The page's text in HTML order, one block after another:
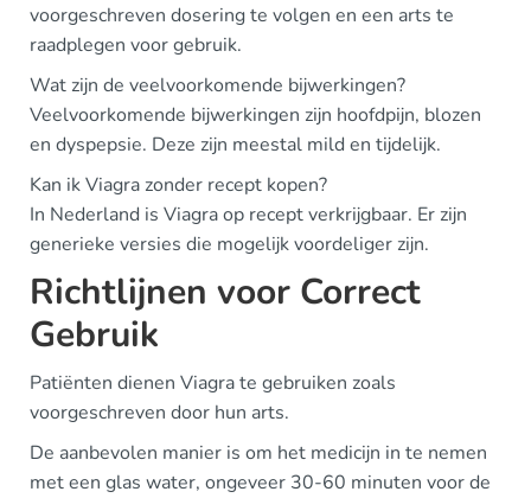
voorgeschreven dosering te volgen en een arts te
raadplegen voor gebruik.
Wat zijn de veelvoorkomende bijwerkingen?
Veelvoorkomende bijwerkingen zijn hoofdpijn, blozen
en dyspepsie. Deze zijn meestal mild en tijdelijk.
Kan ik Viagra zonder recept kopen?
In Nederland is Viagra op recept verkrijgbaar. Er zijn
generieke versies die mogelijk voordeliger zijn.
Richtlijnen voor Correct
Gebruik
Patiënten dienen Viagra te gebruiken zoals
voorgeschreven door hun arts.
De aanbevolen manier is om het medicijn in te nemen
met een glas water, ongeveer 30-60 minuten voor de